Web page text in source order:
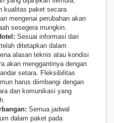
kualitas paket secara
mengenai perubahan akan
sesegera mungkin.
Sesuai informasi dari
ditetapkan dalam
alasan teknis atau kondisi
akan menggantinya dengan
setara. Fleksibilitas
harus diimbangi dengan
dan komunikasi yang
Semua jadwal
dalam paket pada